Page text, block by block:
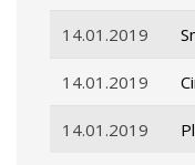
14.01.2019
14.01.2019
14.01.2019